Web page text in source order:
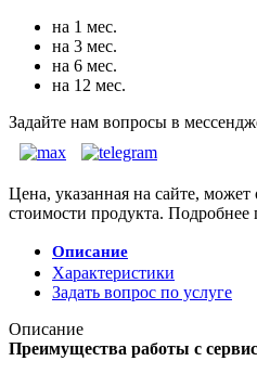
на 1 мес.
на 3 мес.
на 6 мес.
на 12 мес.
Задайте нам вопросы в
Цена, указанная на сайте, может
стоимости продукта. Подробнее
Описание
Характеристики
Задать вопрос по услуге
Описание
Преимущества работы с